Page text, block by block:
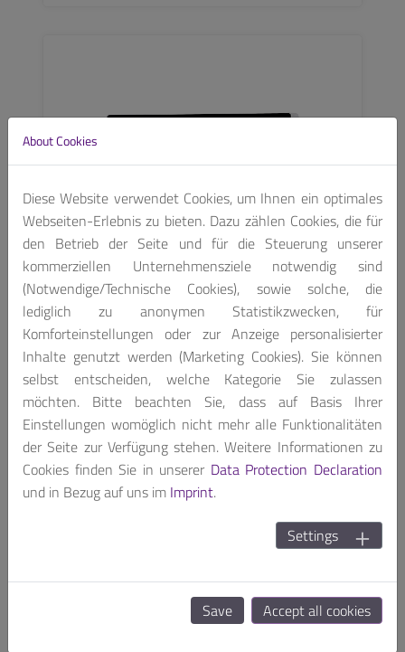
MEDS
MEDS-P1600
15.6 inch Medical Grade HMI system
SEE MORE
About Cookies
Diese Website verwendet Cookies, um Ihnen ein optimales
Webseiten-Erlebnis zu bieten. Dazu zählen Cookies, die für
den Betrieb der Seite und für die Steuerung unserer
kommerziellen Unternehmensziele notwendig sind
(Notwendige/Technische Cookies), sowie solche, die
lediglich zu anonymen Statistikzwecken, für
Komforteinstellungen oder zur Anzeige personalisierter
Inhalte genutzt werden (Marketing Cookies). Sie können
selbst entscheiden, welche Kategorie Sie zulassen
möchten. Bitte beachten Sie, dass auf Basis Ihrer
Einstellungen womöglich nicht mehr alle Funktionalitäten
der Seite zur Verfügung stehen. Weitere Informationen zu
Cookies finden Sie in unserer Data Protection Declaration
und in Bezug auf uns im Imprint.
Settings
Save Accept all cookies